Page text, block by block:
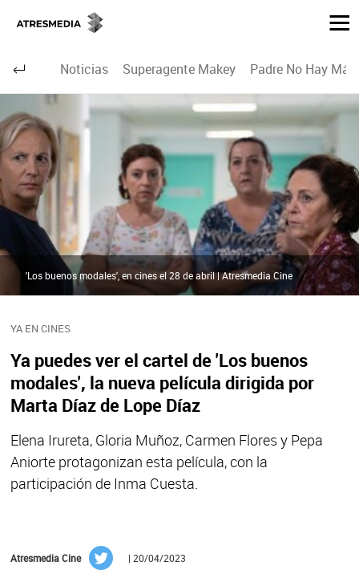
Noticias Superagente Makey Padre No Hay
YA EN CINES
Ya puedes ver el cartel de 'Los buenos
modales', la nueva película dirigida por
Marta Díaz de Lope Díaz
Elena Irureta, Gloria Muñoz, Carmen Flores y Pepa
Aniorte protagonizan esta película, con la
participación de Inma Cuesta.
'Los buenos modales', en cines el 28 de abril | Atresmedia Cine
Atresmedia Cine | 20/04/2023